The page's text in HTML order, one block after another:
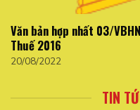
Văn bản hợp nhất 03/
Thuế 2016
20/08/2022
TIN